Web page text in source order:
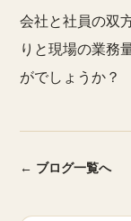
会社と社員の双
りと現場の業務
がでしょうか？
← ブログ一覧へ